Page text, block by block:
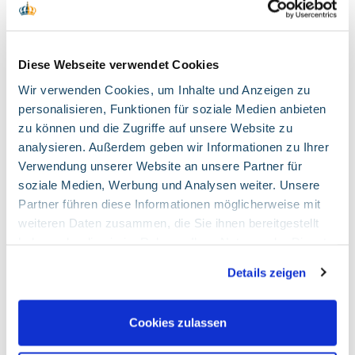
Diese Webseite verwendet Cookies
Wir verwenden Cookies, um Inhalte und Anzeigen zu
personalisieren, Funktionen für soziale Medien anbieten
zu können und die Zugriffe auf unsere Website zu
analysieren. Außerdem geben wir Informationen zu Ihrer
Verwendung unserer Website an unsere Partner für
soziale Medien, Werbung und Analysen weiter. Unsere
Partner führen diese Informationen möglicherweise mit
weiteren Daten zusammen, die Sie ihnen bereitgestellt
Cookies, wenn Sie unsere Webseite weiterhin nutzen.
Google Tag Manager
Details zeigen
Cookies zulassen
Markt sind.“
Dr. Benno-Eide Siebs
Pressesprecher
Abteilungsdirektor Kommunikation und Marketing
Stab
Münchener Hypothekenbank eG
Karl-Scharnagl-Ring 10 | 80539 München
Tel. 089 5387-2020
Benno-Eide.Siebs@mhb.de
Downloads